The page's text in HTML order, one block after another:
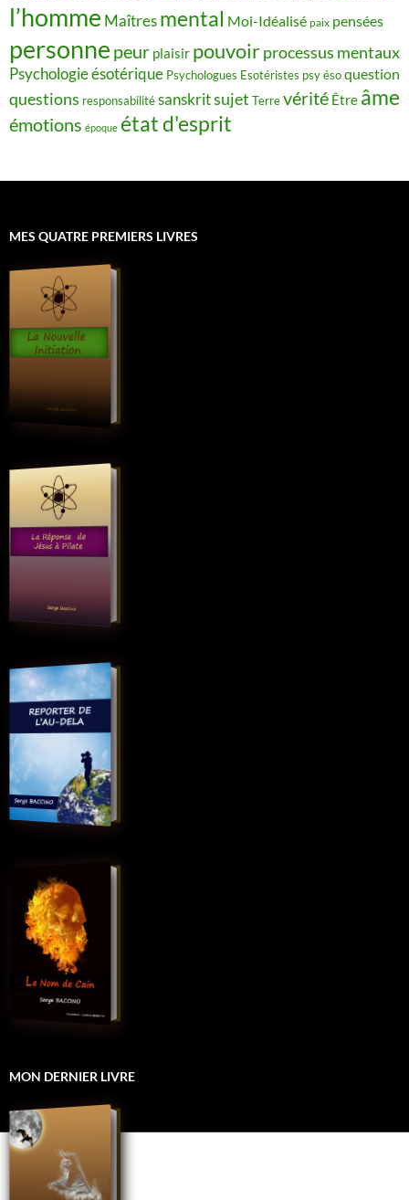
l’homme Maîtres mental Moi-Idéalisé paix pensées
personne peur plaisir pouvoirprocessus mentaux
Psychologie ésotérique Psychologues Esotéristes psy ésoquestion
questions responsabilitésanskritsujet Terrevérité Être âme
émotions époque état d'esprit
MES QUATRE PREMIERS LIVRES
MON DERNIER LIVRE